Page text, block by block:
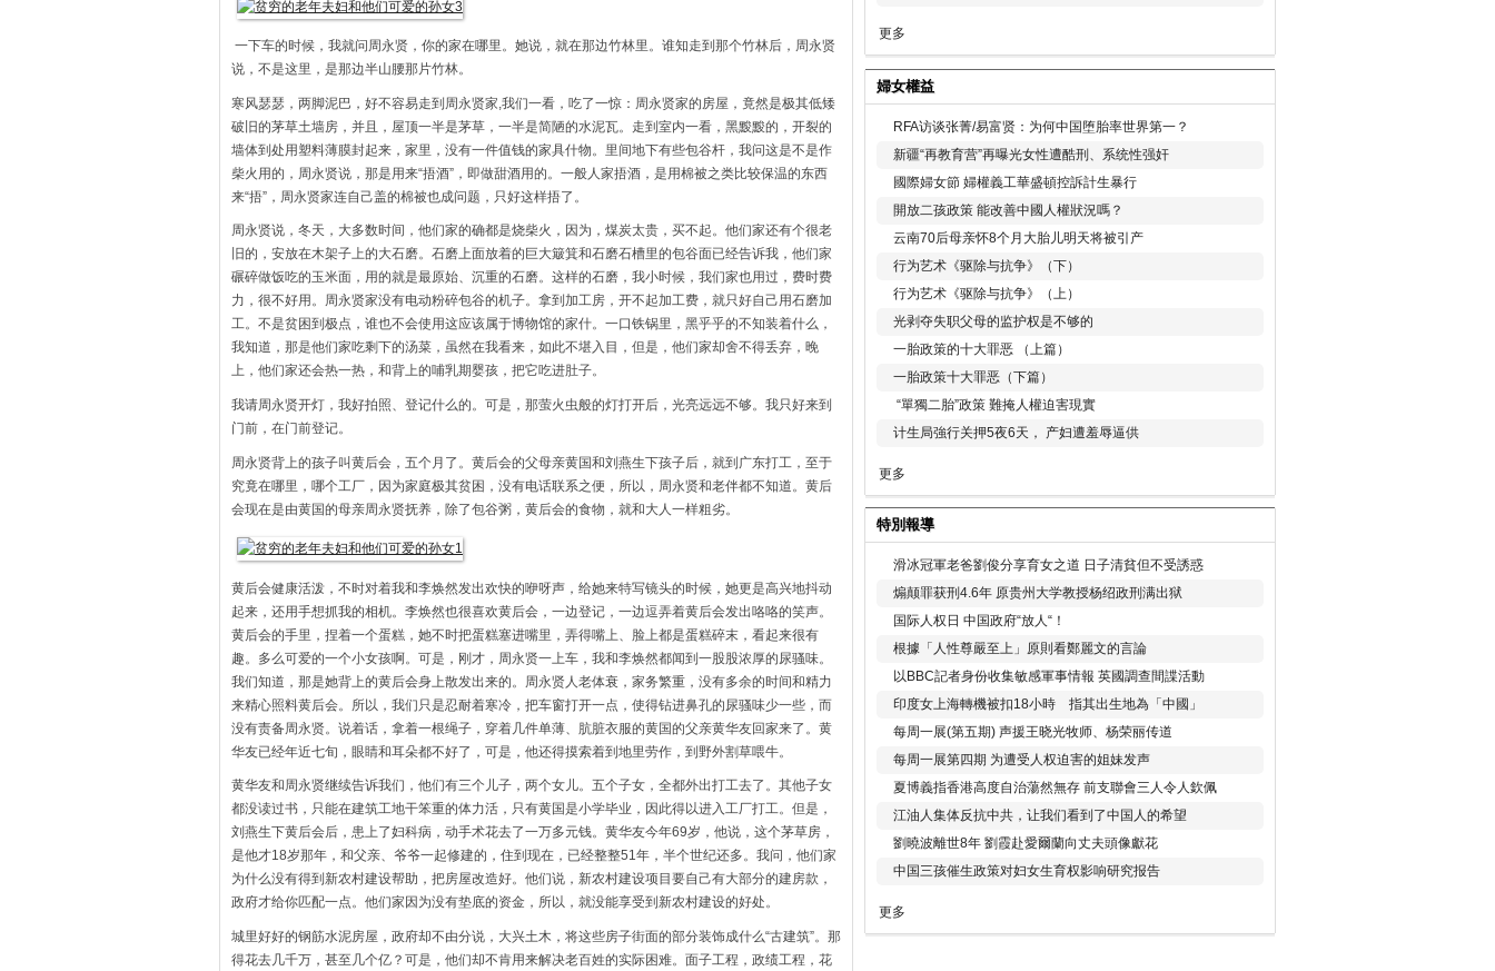
一下车的时候，我就问周永贤，你的家在哪里。她说，就在那边竹林里。谁知走到那个竹林后，周永贤
说，不是这里，是那边半山腰那片竹林。
寒风瑟瑟，两脚泥巴，好不容易走到周永贤家,我们一看，吃了一惊：周永贤家的房屋，竟然是极其低矮
破旧的茅草土墙房，并且，屋顶一半是茅草，一半是简陋的水泥瓦。走到室内一看，黑黢黢的，开裂的
墙体到处用塑料薄膜封起来，家里，没有一件值钱的家具什物。里间地下有些包谷杆，我问这是不是作
柴火用的，周永贤说，那是用来“捂酒”，即做甜酒用的。一般人家捂酒，是用棉被之类比较保温的东西
来“捂”，周永贤家连自己盖的棉被也成问题，只好这样捂了。
周永贤说，冬天，大多数时间，他们家的确都是烧柴火，因为，煤炭太贵，买不起。他们家还有个很老
旧的，安放在木架子上的大石磨。石磨上面放着的巨大簸箕和石磨石槽里的包谷面已经告诉我，他们家
碾碎做饭吃的玉米面，用的就是最原始、沉重的石磨。这样的石磨，我小时候，我们家也用过，费时费
力，很不好用。周永贤家没有电动粉碎包谷的机子。拿到加工房，开不起加工费，就只好自己用石磨加
工。不是贫困到极点，谁也不会使用这应该属于博物馆的家什。一口铁锅里，黑乎乎的不知装着什么，
我知道，那是他们家吃剩下的汤菜，虽然在我看来，如此不堪入目，但是，他们家却舍不得丢弃，晚
上，他们家还会热一热，和背上的哺乳期婴孩，把它吃进肚子。
我请周永贤开灯，我好拍照、登记什么的。可是，那萤火虫般的灯打开后，光亮远远不够。我只好来到
门前，在门前登记。
周永贤背上的孩子叫黄后会，五个月了。黄后会的父母亲黄国和刘燕生下孩子后，就到广东打工，至于
究竟在哪里，哪个工厂，因为家庭极其贫困，没有电话联系之便，所以，周永贤和老伴都不知道。黄后
会现在是由黄国的母亲周永贤抚养，除了包谷粥，黄后会的食物，就和大人一样粗劣。
黄后会健康活泼，不时对着我和李焕然发出欢快的咿呀声，给她来特写镜头的时候，她更是高兴地抖动
起来，还用手想抓我的相机。李焕然也很喜欢黄后会，一边登记，一边逗弄着黄后会发出咯咯的笑声。
黄后会的手里，捏着一个蛋糕，她不时把蛋糕塞进嘴里，弄得嘴上、脸上都是蛋糕碎末，看起来很有
趣。多么可爱的一个小女孩啊。可是，刚才，周永贤一上车，我和李焕然都闻到一股股浓厚的尿骚味。
我们知道，那是她背上的黄后会身上散发出来的。周永贤人老体衰，家务繁重，没有多余的时间和精力
来精心照料黄后会。所以，我们只是忍耐着寒冷，把车窗打开一点，使得钻进鼻孔的尿骚味少一些，而
没有责备周永贤。说着话，拿着一根绳子，穿着几件单薄、肮脏衣服的黄国的父亲黄华友回家来了。黄
华友已经年近七旬，眼睛和耳朵都不好了，可是，他还得摸索着到地里劳作，到野外割草喂牛。
黄华友和周永贤继续告诉我们，他们有三个儿子，两个女儿。五个子女，全都外出打工去了。其他子女
都没读过书，只能在建筑工地干笨重的体力活，只有黄国是小学毕业，因此得以进入工厂打工。但是，
刘燕生下黄后会后，患上了妇科病，动手术花去了一万多元钱。黄华友今年69岁，他说，这个茅草房，
是他才18岁那年，和父亲、爷爷一起修建的，住到现在，已经整整51年，半个世纪还多。我问，他们家
为什么没有得到新农村建设帮助，把房屋改造好。他们说，新农村建设项目要自己有大部分的建房款，
政府才给你匹配一点。他们家因为没有垫底的资金，所以，就没能享受到新农村建设的好处。
城里好好的钢筋水泥房屋，政府却不由分说，大兴土木，将这些房子街面的部分装饰成什么“古建筑”。那
得花去几千万，甚至几个亿？可是，他们却不肯用来解决老百姓的实际困难。面子工程，政绩工程，花
更多
婦女權益
RFA访谈张菁/易富贤：为何中国堕胎率世界第一？
新疆“再教育营”再曝光女性遭酷刑、系统性强奸
國際婦女節 婦權義工華盛頓控訴計生暴行
開放二孩政策 能改善中國人權狀況嗎？
云南70后母亲怀8个月大胎儿明天将被引产
行为艺术《驱除与抗争》（下）
行为艺术《驱除与抗争》（上）
光剥夺失职父母的监护权是不够的
一胎政策的十大罪恶 （上篇）
一胎政策十大罪恶（下篇）
“單獨二胎”政策 難掩人權迫害現實
计生局強行关押5夜6天， 产妇遭羞辱逼供
更多
特別報導
滑冰冠軍老爸劉俊分享育女之道 日子清貧但不受誘惑
煽颠罪获刑4.6年 原贵州大学教授杨绍政刑满出狱
国际人权日 中国政府“放人“！
根據「人性尊嚴至上」原則看鄭麗文的言論
以BBC記者身份收集敏感軍事情報 英國調查間諜活動
印度女上海轉機被扣18小時 指其出生地為「中國」
每周一展(第五期) 声援王晓光牧师、杨荣丽传道
每周一展第四期 为遭受人权迫害的姐妹发声
夏博義指香港高度自治蕩然無存 前支聯會三人令人欽佩
江油人集体反抗中共，让我们看到了中国人的希望
劉曉波離世8年 劉霞赴愛爾蘭向丈夫頭像獻花
中国三孩催生政策对妇女生育权影响研究报告
更多